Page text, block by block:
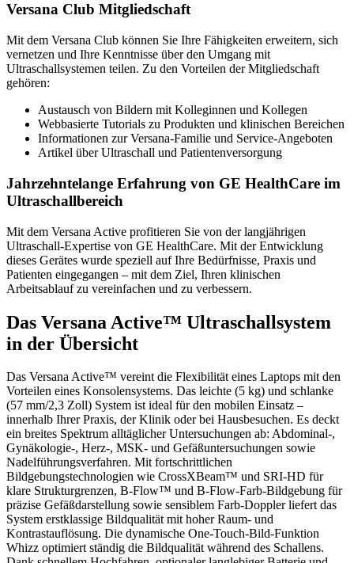
Versana Club Mitgliedschaft
Mit dem Versana Club können Sie Ihre Fähigkeiten erweitern, sich
vernetzen und Ihre Kenntnisse über den Umgang mit
Ultraschallsystemen teilen. Zu den Vorteilen der Mitgliedschaft
gehören:
Austausch von Bildern mit Kolleginnen und Kollegen
Webbasierte Tutorials zu Produkten und klinischen Bereichen
Informationen zur Versana-Familie und Service-Angeboten
Artikel über Ultraschall und Patientenversorgung
Jahrzehntelange Erfahrung von GE HealthCare im
Ultraschallbereich
Mit dem Versana Active profitieren Sie von der langjährigen
Ultraschall-Expertise von GE HealthCare. Mit der Entwicklung
dieses Gerätes wurde speziell auf Ihre Bedürfnisse, Praxis und
Patienten eingegangen – mit dem Ziel, Ihren klinischen
Arbeitsablauf zu vereinfachen und zu verbessern.
Das Versana Active™ Ultraschallsystem
in der Übersicht
Das Versana Active™ vereint die Flexibilität eines Laptops mit den
Vorteilen eines Konsolensystems. Das leichte (5 kg) und schlanke
(57 mm/2,3 Zoll) System ist ideal für den mobilen Einsatz –
innerhalb Ihrer Praxis, der Klinik oder bei Hausbesuchen. Es deckt
ein breites Spektrum alltäglicher Untersuchungen ab: Abdominal-,
Gynäkologie-, Herz-, MSK- und Gefäßuntersuchungen sowie
Nadelführungsverfahren. Mit fortschrittlichen
Bildgebungstechnologien wie CrossXBeam™ und SRI-HD für
klare Strukturgrenzen, B-Flow™ und B-Flow-Farb-Bildgebung für
präzise Gefäßdarstellung sowie sensiblem Farb-Doppler liefert das
System erstklassige Bildqualität mit hoher Raum- und
Kontrastauflösung. Die dynamische One-Touch-Bild-Funktion
Whizz optimiert ständig die Bildqualität während des Schallens.